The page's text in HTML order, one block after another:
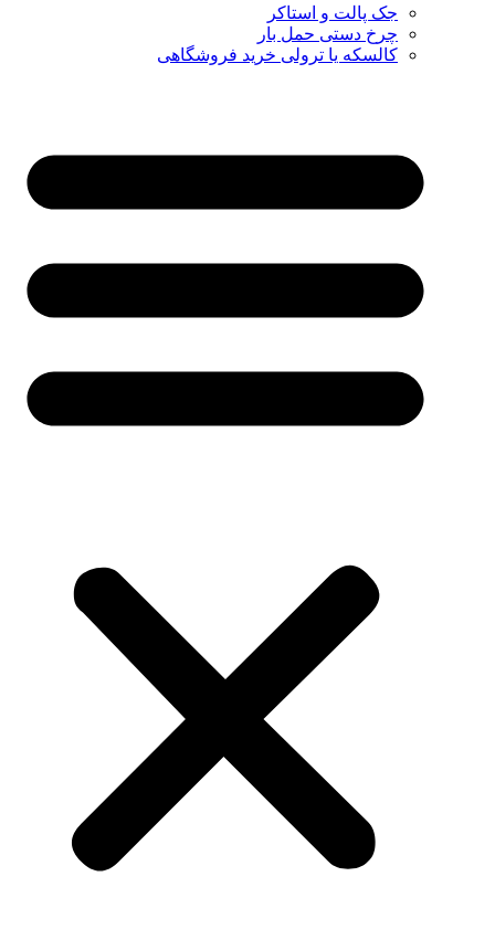
جک پالت و استاکر
چرخ دستی حمل بار
کالسکه یا ترولی خرید فروشگاهی